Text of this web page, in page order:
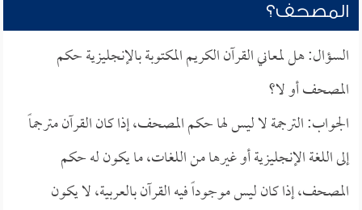
المصحف؟
السؤال: هل لمعاني القرآن الكريم المكتوبة بالإنجليزية حكم
المصحف أو لا؟
الجواب: الترجمة لا ليس لها حكم المصحف، إذا كان القرآن مترجماً
إلى اللغة الإنجليزية أو غيرها من اللغات، ما يكون له حكم
المصحف، إذا كان ليس موجوداً فيه القرآن بالعربية، لا يكون